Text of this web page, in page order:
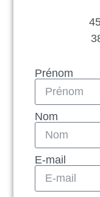
Prénom
Nom
E-mail